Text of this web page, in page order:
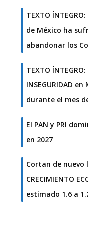
TEXTO ÍNTEGRO:
de México ha
abandonar los
TEXTO ÍNTEGRO:
INSEGURIDAD
durante el mes
El PAN y PRI
en 2027
Cortan de nuevo
CRECIMIENTO
estimado 1.6 a